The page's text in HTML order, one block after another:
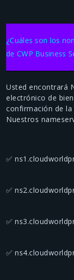
¿Cuáles son los
de CWP Business
Usted encontrará
electrónico de
confirmación de
Nuestros
✅
✅
✅
✅